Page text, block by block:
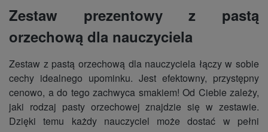
Zestaw prezentowy z pastą
orzechową dla nauczyciela
Zestaw z pastą orzechową dla nauczyciela łączy w sobie
cechy idealnego upominku. Jest efektowny, przystępny
cenowo, a do tego zachwyca smakiem! Od Ciebie zależy,
jaki rodzaj pasty orzechowej znajdzie się w zestawie.
Dzięki temu każdy nauczyciel może dostać w pełni